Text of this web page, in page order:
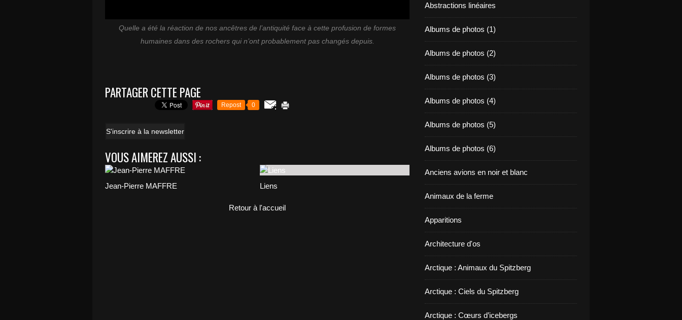
Quelle a été la réaction de nos ancêtres de l’antiquité face à cette profusion de formes
humaines dans des rochers qui n’ont probablement pas changés depuis.
PARTAGER CETTE PAGE
Repost 0
S'inscrire à la newsletter
VOUS AIMEREZ AUSSI :
Jean-Pierre MAFFRE Liens
Retour à l'accueil
Abstractions linéaires
Albums de photos (1)
Albums de photos (2)
Albums de photos (3)
Albums de photos (4)
Albums de photos (5)
Albums de photos (6)
Anciens avions en noir et blanc
Animaux de la ferme
Apparitions
Architecture d'os
Arctique : Animaux du Spitzberg
Arctique : Ciels du Spitzberg
Arctique : Cœurs d’icebergs